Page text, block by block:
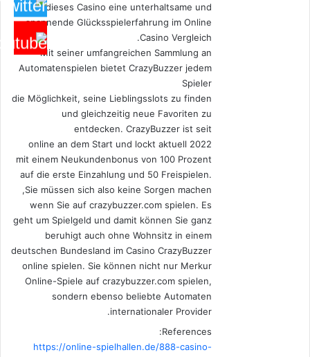
dieses Casino eine unterhaltsame und
spannende Glücksspielerfahrung im Online
Casino Vergleich.
Mit seiner umfangreichen Sammlung an
Automatenspielen bietet CrazyBuzzer jedem
Spieler
die Möglichkeit, seine Lieblingsslots zu finden
und gleichzeitig neue Favoriten zu
entdecken. CrazyBuzzer ist seit
2022 online an dem Start und lockt aktuell
mit einem Neukundenbonus von 100 Prozent
auf die erste Einzahlung und 50 Freispielen.
Sie müssen sich also keine Sorgen machen,
wenn Sie auf crazybuzzer.com spielen. Es
geht um Spielgeld und damit können Sie ganz
beruhigt auch ohne Wohnsitz in einem
deutschen Bundesland im Casino CrazyBuzzer
online spielen. Sie können nicht nur Merkur
Online-Spiele auf crazybuzzer.com spielen,
sondern ebenso beliebte Automaten
internationaler Provider.
References:
https://online-spielhallen.de/888-casino-